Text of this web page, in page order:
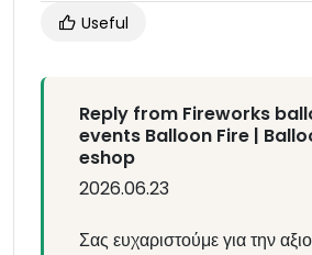
Useful
Reply from Fireworks
events Balloon Fire |
eshop
2026.06.23
Σας ευχαριστούμε για την